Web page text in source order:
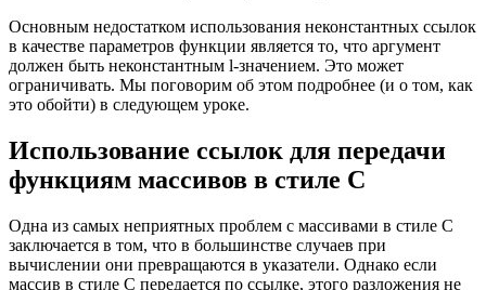
Основным недостатком использования неконстантных ссылок
в качестве параметров функции является то, что аргумент
должен быть неконстантным l-значением. Это может
ограничивать. Мы поговорим об этом подробнее (и о том, как
это обойти) в следующем уроке.
Использование ссылок для передачи
функциям массивов в стиле C
Одна из самых неприятных проблем с массивами в стиле C
заключается в том, что в большинстве случаев при
вычислении они превращаются в указатели. Однако если
массив в стиле C передается по ссылке, этого разложения не